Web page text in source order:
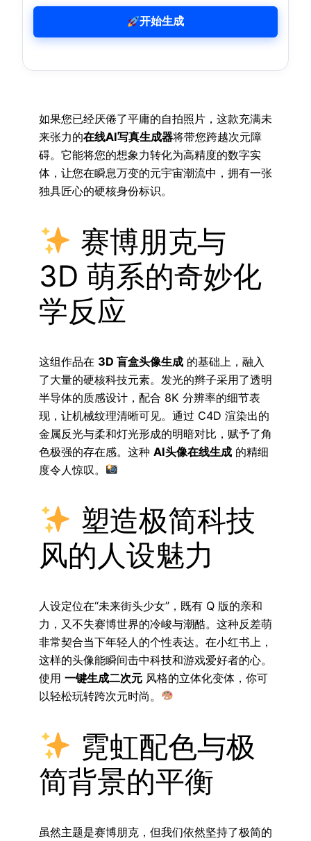
开始生成
如果您已经厌倦了平庸的自拍照片，这款充满未
来张力的在线AI写真生成器将带您跨越次元障
碍。它能将您的想象力转化为高精度的数字实
体，让您在瞬息万变的元宇宙潮流中，拥有一张
独具匠心的硬核身份标识。
赛博朋克与
3D 萌系的奇妙化
学反应
这组作品在 3D 盲盒头像生成 的基础上，融入
了大量的硬核科技元素。发光的辫子采用了透明
半导体的质感设计，配合 8K 分辨率的细节表
现，让机械纹理清晰可见。通过 C4D 渲染出的
金属反光与柔和灯光形成的明暗对比，赋予了角
色极强的存在感。这种 AI头像在线生成 的精细
度令人惊叹。
塑造极简科技
风的人设魅力
人设定位在“未来街头少女”，既有 Q 版的亲和
力，又不失赛博世界的冷峻与潮酷。这种反差萌
非常契合当下年轻人的个性表达。在小红书上，
这样的头像能瞬间击中科技和游戏爱好者的心。
使用 一键生成二次元 风格的立体化变体，你可
以轻松玩转跨次元时尚。
霓虹配色与极
简背景的平衡
虽然主题是赛博朋克，但我们依然坚持了极简的